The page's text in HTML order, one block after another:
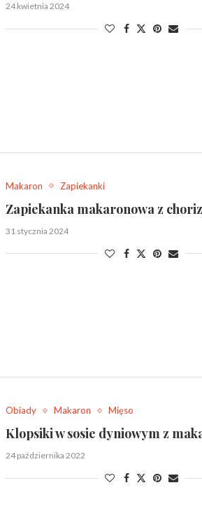
24 kwietnia 2024
Makaron Zapiekanki
Zapiekanka makaronowa z
31 stycznia 2024
Obiady Makaron Mięso
Klopsiki w sosie dyniowym z
24 października 2022